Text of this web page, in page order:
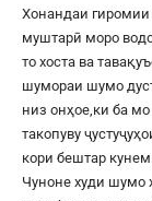
Хонандаи гиромии
муштарӣ моро
то хоста ва
шумораи шумо
низ онҳое,ки ба
такопуву
кори бештар кунем.
Чуноне худи